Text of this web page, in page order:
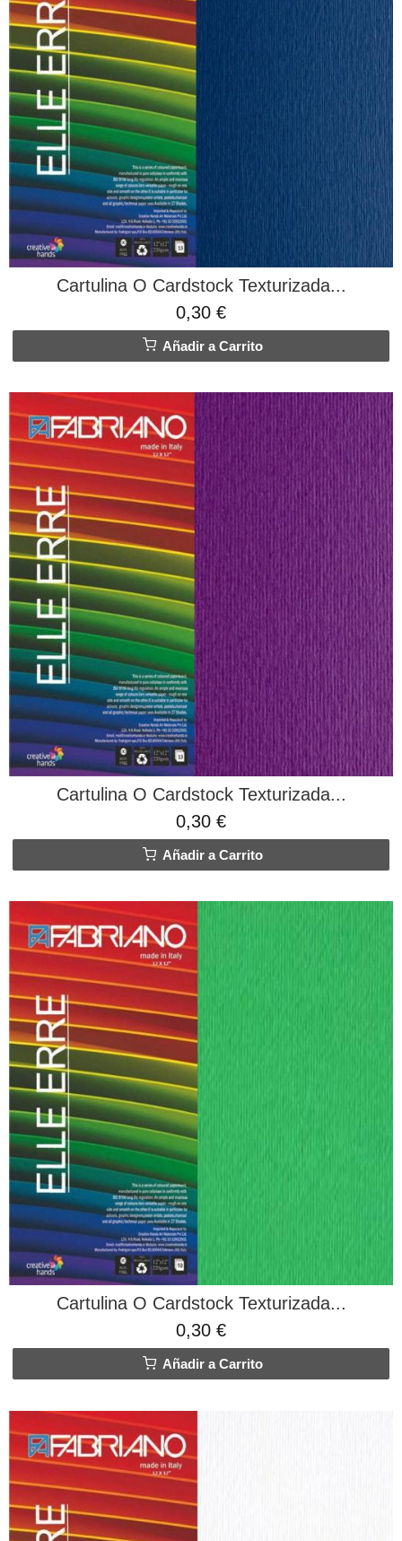
Cartulina O Cardstock Texturizada...
0,30 €
Añadir a Carrito
Cartulina O Cardstock Texturizada...
0,30 €
Añadir a Carrito
Cartulina O Cardstock Texturizada...
0,30 €
Añadir a Carrito